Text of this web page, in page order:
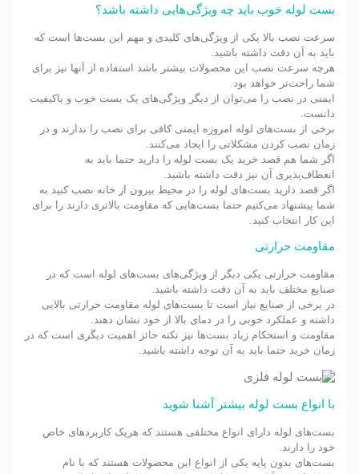
بست لوله خوب باید چه ویژگی‌هایی داشته باشد؟
سرعت نصب بالا یکی از ویژگی‌های کلیدی و مهم این بست‌ها است که
باید به آن دقت داشته باشید.
هرچه سرعت نصب این محصولات بیشتر باشد استفاده از آنها نیز برای
شما راحت‌تر خواهد بود.
ایمنی در نصب را می‌توان از دیگر ویژگی‌های یک بست خوب و باکیفیت
دانست.
برخی از بست‌های لوله امروزه ایمنی کافی برای نصب را ندارند و در
زمان نصب کردن مشکلاتی را ایجاد می‌کنند.
اگر شما هم قصد خرید یک بست لوله را دارید حتما باید به
انعطاف‌پذیری آن نیز دقت داشته باشید.
اگر قصد دارید بست‌های لوله را در محیط بیرون از خانه نصب کنید به
شما پیشنهاد می‌کنیم حتما بست‌هایی که مقاومت بالاتری دارند را برای
این کار انتخاب کنید.
مقاومت حرارتی
مقاومت حرارتی یکی دیگر از ویژگی‌های بست‌های لوله است که در
صنایع مختلف باید به آن دقت داشته باشید.
در برخی از صنایع نیاز است تا بست‌های لوله مقاومت حرارتی بالایی
داشته و عملکرد خوبی را در دمای بالا از خود نشان دهند.
مقاومت و استحکام زیاد بست‌ها نیز نکته حائز اهمیت دیگری است که در
زمان خرید حتما باید به آن توجه داشته باشید.
با انواع بست لوله بیشتر آشنا شوید
بست‌های لوله دارای انواع مختلفی هستند که هریک کاربردهای خاص
خود را دارند.
بست‌های بدون پایه یکی از انواع این محصولات هستند که با نام